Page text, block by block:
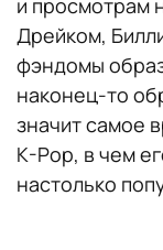
Дрейком,
фэндомы
наконец-то
значит самое
K-Pop, в чем
настолько